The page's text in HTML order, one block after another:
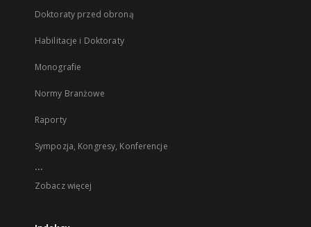
Doktoraty przed obroną
Habilitacje i Doktoraty
Monografie
Normy Branżowe
Raporty
Sympozja, Kongresy, Konferencje
...
Zobacz więcej